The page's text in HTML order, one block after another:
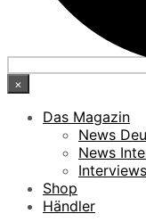
×
Das Magazin
News
News
Shop
Händler